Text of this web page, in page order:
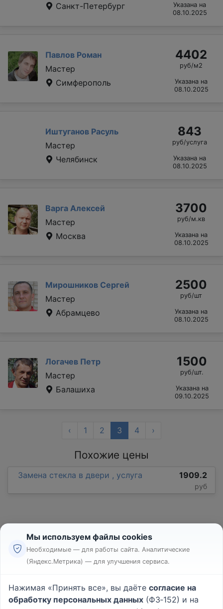
Санкт-Петербург
Указана на
08.10.2025
Павлов Роман
Мастер
Симферополь
4402
руб/м2
Указана на
08.10.2025
Иштуганов Расуль
Мастер
Челябинск
843
руб/услуга
Указана на
08.10.2025
Варга Алексей
Мастер
Москва
3700
руб/м.кв
Указана на
08.10.2025
Мирошников Сергей
Мастер
Абрамцево
2500
руб/шт
Указана на
08.10.2025
Логачев Петр
Мастер
Балашиха
1500
руб/шт.
Указана на
09.10.2025
‹ 1 2 3 4 ›
Похожие цены
Замена стекла в двери , услуга 1909.2
руб
Реклама
Пользовательское соглашение
Политика конфиденциальности
Мы используем файлы cookies
Необходимые — для работы сайта. Аналитические
(Яндекс.Метрика) — для улучшения сервиса.
Нажимая «Принять все», вы даёте согласие на
обработку персональных данных (ФЗ‑152) и на